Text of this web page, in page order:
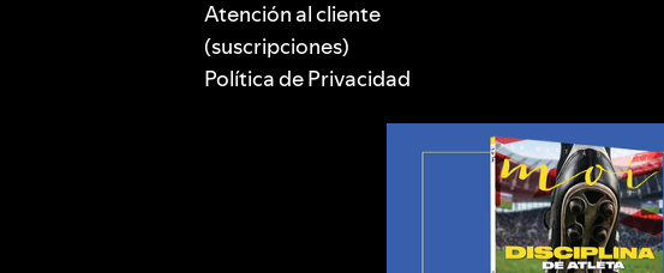
Atención al cliente
(suscripciones)
Política de Privacidad